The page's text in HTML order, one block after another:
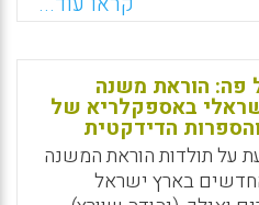
האוכלוסייה הנחקרת
האישי שנאספו על פי
את עולמו האישי של
הוא פועל. אוכלוסיית
המחקר כללה מדגם של 28 מרצים, 16 גברים ו-
מירב אסף, ענת קינן, רקפת
פה: הוראת משנה
באספקלריא של
הדידקטית
על תולדות הוראת המשנה
בארץ ישראל